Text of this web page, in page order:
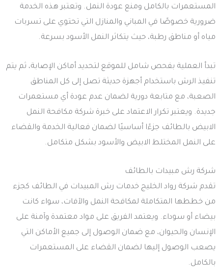
المستعمرات بالكامل ومنع عودة النمل. وتعتبر هذه الخدمة
ضرورية خصوصًا في المباني والمنازل التي تحتوي على تسربات
مياه أو مناطق رطبة، حيث يتكاثر النمل الأسود بسرعة.
تبدأ العملية بفحص شامل للموقع لتحديد أماكن الإصابة، ثم يتم
تنفيذ الرش باستخدام أجهزة حديثة تصل إلى كل المناطق
الصعبة، مع متابعة دورية لضمان عدم عودة أي مستعمرات
جديدة. ويعتبر تكرار الاعتماد على خبرة شركة مكافحة النمل
الابيض بالطائف جزءًا أساسيًا لضمان فعالية الخدمة والقضاء
على النمل المختلط الابيض والأسود بشكل متكامل.
شركة رش مبيدات بالطائف
تقدم شركة رواد الخليج خدمات رش المبيدات في الطائف كجزء
من خططها المتكاملة لمكافحة النمل والآفات، سواء كانت
بيضاء أو سوداء. ويعتمد الفريق على مواد معتمدة وآمنة على
الإنسان والحيوان، مع ضمان الوصول إلى جميع الأماكن التي
يصعب الوصول إليها لضمان القضاء على المستعمرات
بالكامل.